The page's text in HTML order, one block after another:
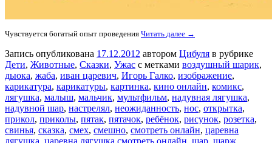
Чувствуется богатый опыт проведения Читать далее →
Запись опубликована 17.12.2012 автором Цибуля в рубрике
Дети, Животные, Сказки, Ужас с метками воздушный шарик,
дыока, жаба, иван царевич, Игорь Галко, изображение,
карикатура, карикатуры, картинка, кино онлайн, комикс,
лягушка, малыш, мальчик, мультфильм, надувная лягушка,
надувной шар, настрелял, неожиданность, нос, открытка,
прикол, приколы, пятак, пятачок, ребёнок, рисунок, розетка,
свинья, сказка, смех, смешно, смотреть онлайн, царевна
лягушка, царевна лягушка смотреть онлайн, шар, шарж,